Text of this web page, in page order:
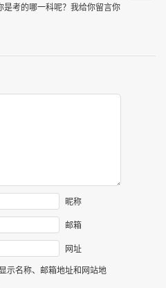
是考的哪一科呢？我给你留言你
昵称
邮箱
网址
示名称、邮箱地址和网站地